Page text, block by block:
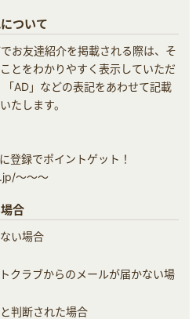
ついて
お友達紹介を掲載される際は、そ
とをわかりやすく表示していただ
AD」などの表記をあわせて記載
たします。
登録でポイントゲット！
～～～
合
い場合
クラブからのメールが届かない場
判断された場合